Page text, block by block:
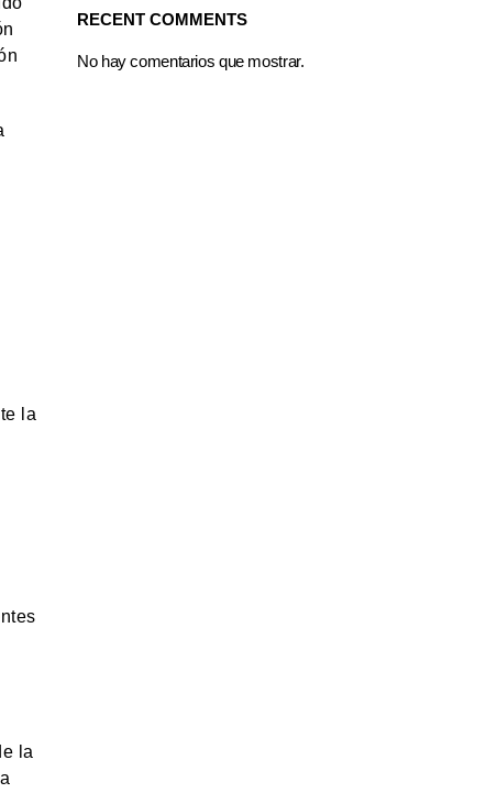
la
la
RECENT COMMENTS
No hay comentarios que mostrar.